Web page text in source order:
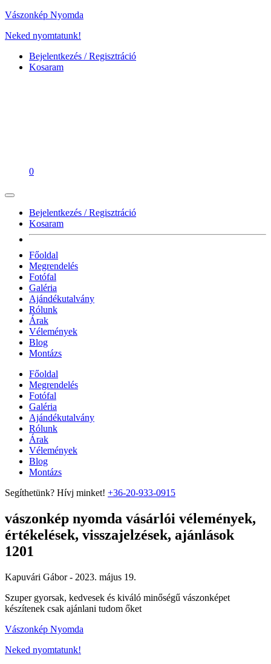
Vászonkép Nyomda
Neked nyomtatunk!
Bejelentkezés / Regisztráció
Kosaram
0
Bejelentkezés / Regisztráció
Kosaram
Főoldal
Megrendelés
Fotófal
Galéria
Ajándékutalvány
Rólunk
Árak
Vélemények
Blog
Montázs
Főoldal
Megrendelés
Fotófal
Galéria
Ajándékutalvány
Rólunk
Árak
Vélemények
Blog
Montázs
Segíthetünk? Hívj minket! +36-20-933-0915
vászonkép nyomda vásárlói vélemények,
értékelések, visszajelzések, ajánlások
1201
Kapuvári Gábor - 2023. május 19.
Szuper gyorsak, kedvesek és kiváló minőségű vászonképet
készítenek csak ajánlani tudom őket
Vászonkép Nyomda
Neked nyomtatunk!